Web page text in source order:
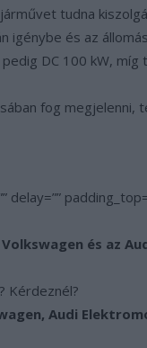
tudna
igénybe és az
DC 100 kW,
fog
delay=””
és az
Kérdeznél?
Audi